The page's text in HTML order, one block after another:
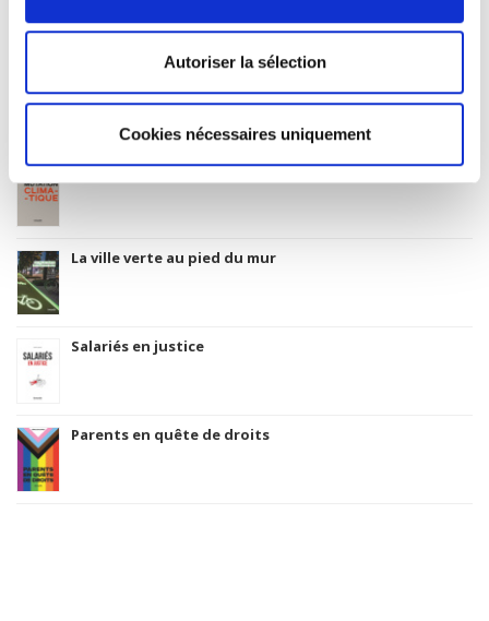
Autoriser la sélection
Cookies nécessaires uniquement
Thema subject category: Politics and government
Relatedtitles
La mutation climatique
La ville verte au pied du mur
Salariés en justice
Parents en quête de droits